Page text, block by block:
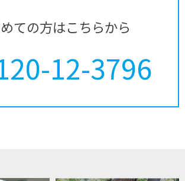
ての方はこちらから
12-3796